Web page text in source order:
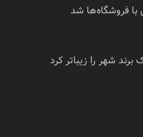
با فروشگاه‌ها شد
شهر را زیباتر کرد